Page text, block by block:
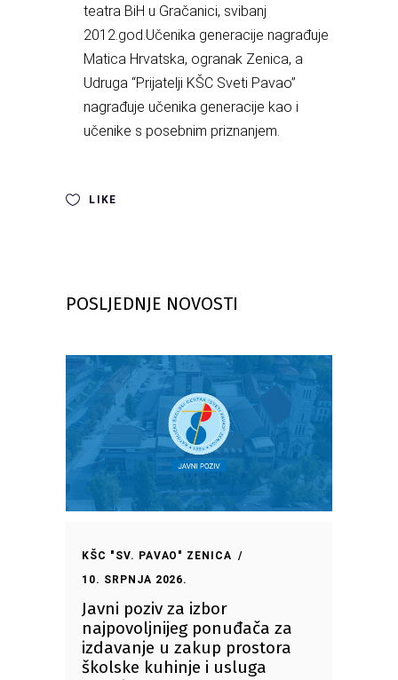
teatra BiH u Gračanici, svibanj
2012.god.Učenika generacije nagrađuje
Matica Hrvatska, ogranak Zenica, a
Udruga “Prijatelji KŠC Sveti Pavao”
nagrađuje učenika generacije kao i
učenike s posebnim priznanjem.
LIKE
POSLJEDNJE NOVOSTI
KŠC "SV. PAVAO" ZENICA
10. SRPNJA 2026.
Javni poziv za izbor
najpovoljnijeg ponuđača za
izdavanje u zakup prostora
školske kuhinje i usluga